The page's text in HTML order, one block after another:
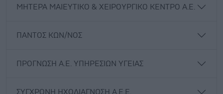
ΜΗΤΕΡΑ ΜΑΙΕΥΤΙΚΟ & ΧΕΙΡΟΥΡΓΙΚΟ ΚΕΝΤΡΟ Α.Ε.
ΠΑΝΤΟΣ ΚΩΝ/ΝΟΣ
ΠΡΟΓΝΩΣΗ Α.Ε. ΥΠΗΡΕΣΙΩΝ ΥΓΕΙΑΣ
ΣΥΓΧΡΟΝΗ ΗΧΟΔΙΑΓΝΩΣΗ Α.Ε.Ε.